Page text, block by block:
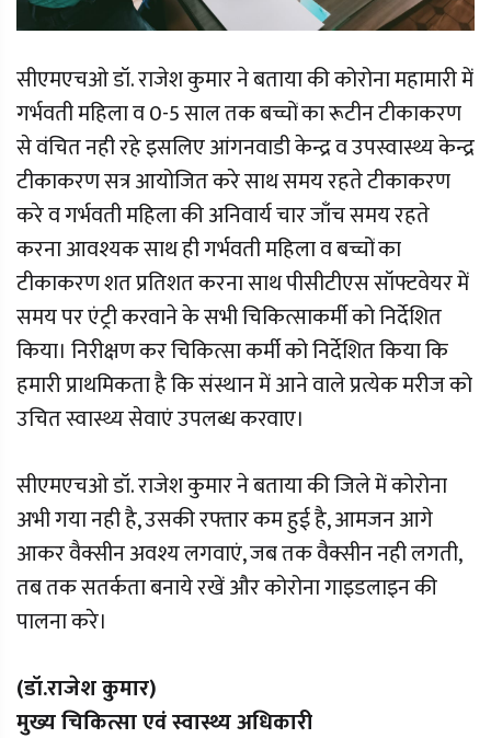
सीएमएचओ डॉ. राजेश कुमार ने बताया की कोरोना महामारी में
गर्भवती महिला व 0-5 साल तक बच्चों का रूटीन टीकाकरण
से वंचित नही रहे इसलिए आंगनवाडी केन्द्र व उपस्वास्थ्य केन्द्र
टीकाकरण सत्र आयोजित करे साथ समय रहते टीकाकरण
करे व गर्भवती महिला की अनिवार्य चार जाँच समय रहते
करना आवश्यक साथ ही गर्भवती महिला व बच्चों का
टीकाकरण शत प्रतिशत करना साथ पीसीटीएस सॉफ्टवेयर में
समय पर एंट्री करवाने के सभी चिकित्साकर्मी को निर्देशित
किया। निरीक्षण कर चिकित्सा कर्मी को निर्देशित किया कि
हमारी प्राथमिकता है कि संस्थान में आने वाले प्रत्येक मरीज को
उचित स्वास्थ्य सेवाएं उपलब्ध करवाए।
सीएमएचओ डॉ. राजेश कुमार ने बताया की जिले में कोरोना
अभी गया नही है, उसकी रफ्तार कम हुई है, आमजन आगे
आकर वैक्सीन अवश्य लगवाएं, जब तक वैक्सीन नही लगती,
तब तक सतर्कता बनाये रखें और कोरोना गाइडलाइन की
पालना करे।
(डॉ.राजेश कुमार)
मुख्य चिकित्सा एवं स्वास्थ्य अधिकारी